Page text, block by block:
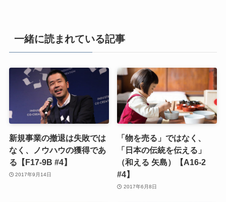
一緒に読まれている記事
新規事業の撤退は失敗では
なく、ノウハウの獲得であ
る【F17-9B #4】
2017年9月14日
「物を売る」ではなく、
「日本の伝統を伝える」
（和える 矢島）【A16-2
#4】
2017年6月8日